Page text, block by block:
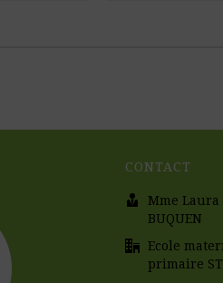
CONTACT
Mme Laura
BUQUEN
Ecole
primaire ST